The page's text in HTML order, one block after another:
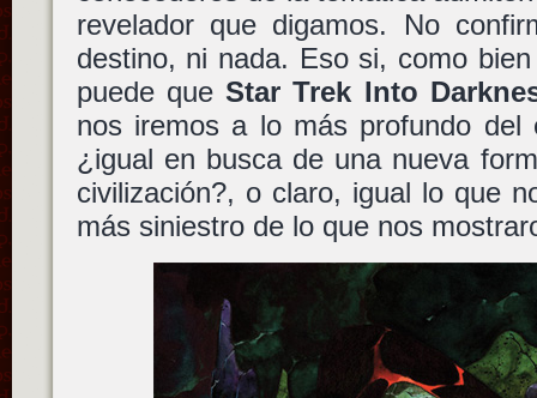
revelador que digamos. No
destino, ni nada. Eso si, como
puede queStar Trek Into
nos iremos a lo más profundo del
¿igual en busca de una nueva
civilización?, o claro, igual lo que
más siniestro de lo que nos